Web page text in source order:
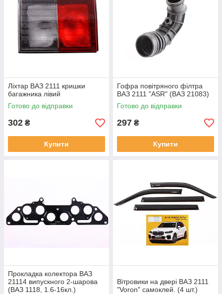
Ліхтар ВАЗ 2111 кришки
багажника лівий
Готово до відправки
302 ₴
Купити
Гофра повітряного філтра
ВАЗ 2111 "ASR" (ВАЗ 21083)
Готово до відправки
297 ₴
Купити
Прокладка колектора ВАЗ
21114 випускного 2-шарова
(ВАЗ 1118, 1.6-16кл.)
Вітровики на двері ВАЗ 2111
"Voron" самоклей. (4 шт.)